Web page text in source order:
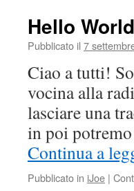
Hello
Pubblicato il 7
Ciao a tutti!
vocina alla
lasciare una
in poi
Continua a
Pubblicato in iJoe |